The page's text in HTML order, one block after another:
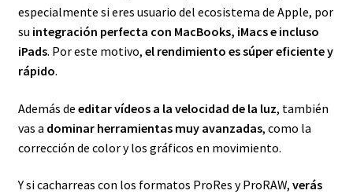
especialmente si eres usuario del ecosistema de Apple, por
su integración perfecta con MacBooks, iMacs e incluso
iPads. Por este motivo, el rendimiento es súper eficiente y
rápido.
Además de editar vídeos a la velocidad de la luz, también
vas a dominar herramientas muy avanzadas, como la
corrección de color y los gráficos en movimiento.
Y si cacharreas con los formatos ProRes y ProRAW, verás